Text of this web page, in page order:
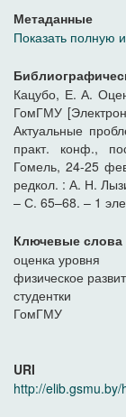
Метаданные
Показать полную
Кацубо, Е. А.
ГомГМУ
Актуальные
практ. конф.,
Гомель, 24-25
редкол. : А. Н.
– С. 65–68. – 1
Ключевые слова
оценка уровня
физическое
студентки
ГомГМУ
URI
http://